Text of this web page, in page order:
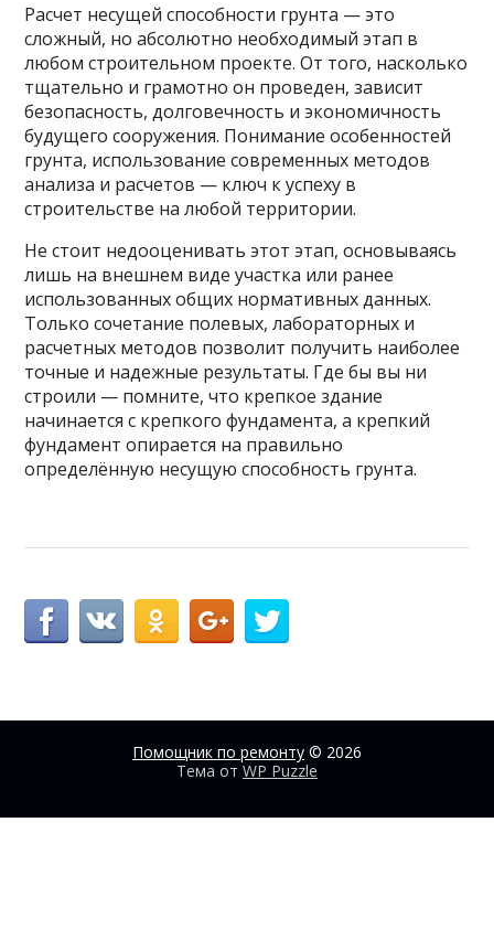
Расчет несущей способности грунта — это
сложный, но абсолютно необходимый этап в
любом строительном проекте. От того, насколько
тщательно и грамотно он проведен, зависит
безопасность, долговечность и экономичность
будущего сооружения. Понимание особенностей
грунта, использование современных методов
анализа и расчетов — ключ к успеху в
строительстве на любой территории.
Не стоит недооценивать этот этап, основываясь
лишь на внешнем виде участка или ранее
использованных общих нормативных данных.
Только сочетание полевых, лабораторных и
расчетных методов позволит получить наиболее
точные и надежные результаты. Где бы вы ни
строили — помните, что крепкое здание
начинается с крепкого фундамента, а крепкий
фундамент опирается на правильно
определённую несущую способность грунта.
Помощник по ремонту © 2026
Тема от WP Puzzle